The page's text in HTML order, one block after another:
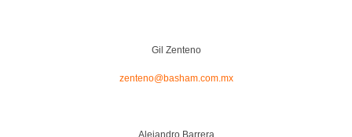
Gil Zenteno
zenteno@basham.com.mx
Alejandro Barrera